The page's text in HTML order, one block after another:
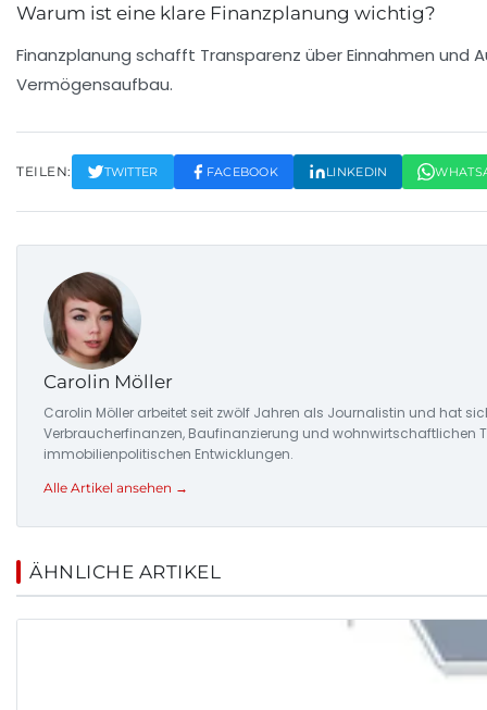
Warum ist eine klare Finanzplanung wichtig?
Finanzplanung schafft Transparenz über Einnahmen
Vermögensaufbau.
TEILEN: TWITTER FACEBOOK LINKEDIN
Carolin Möller
Carolin Möller arbeitet seit zwölf Jahren als Journalistin und hat
Verbraucherfinanzen, Baufinanzierung und wohnwirtschaftlichen
immobilienpolitischen Entwicklungen.
Alle Artikel ansehen →
ÄHNLICHE ARTIKEL